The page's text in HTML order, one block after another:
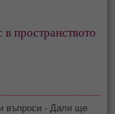
пространството
въпроси - Дали ще